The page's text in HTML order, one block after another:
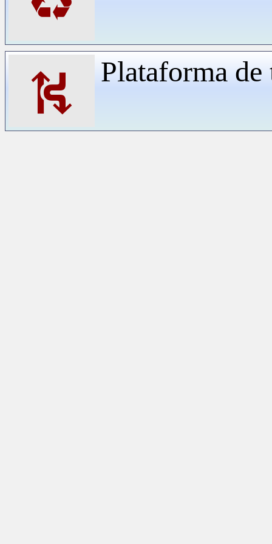
⛕ Plataforma de